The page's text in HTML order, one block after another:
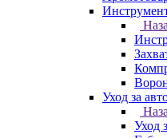
Уход за
Уход